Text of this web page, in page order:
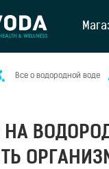
Все о водородной воде
НА